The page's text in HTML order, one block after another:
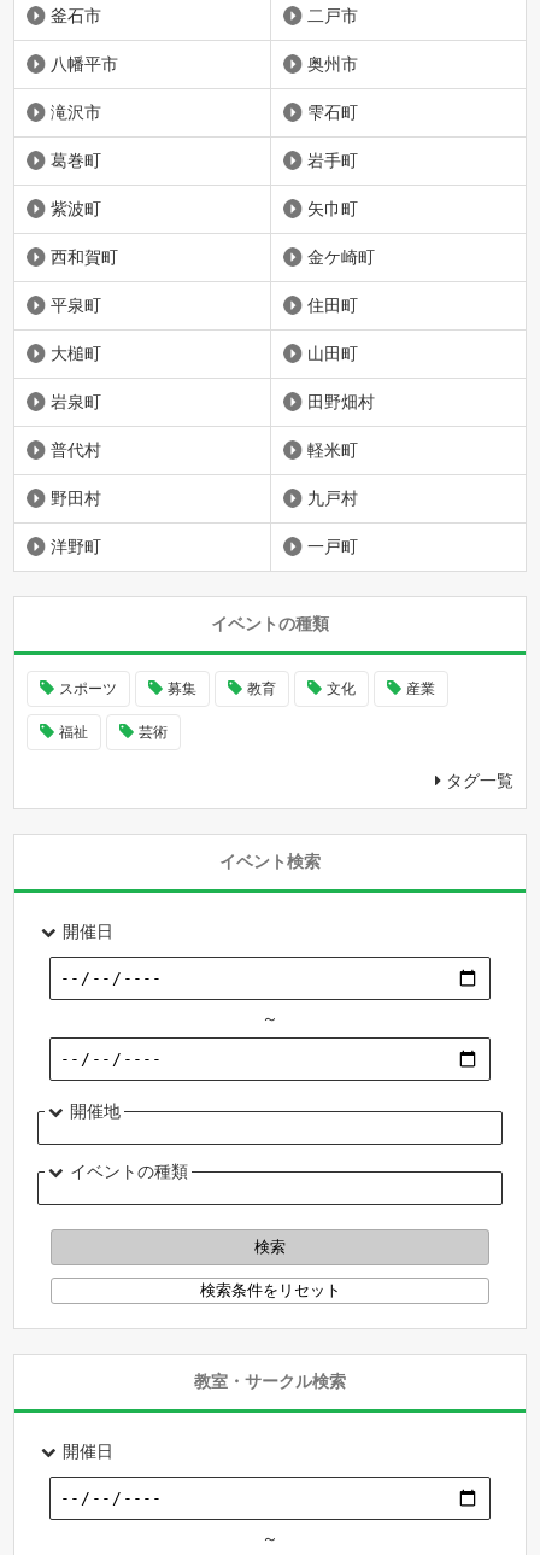
釜石市 二戸市
八幡平市 奥州市
滝沢市 雫石町
葛巻町 岩手町
紫波町 矢巾町
西和賀町 金ケ崎町
平泉町 住田町
大槌町 山田町
岩泉町 田野畑村
普代村 軽米町
野田村 九戸村
洋野町 一戸町
イベントの種類
スポーツ 募集 教育 文化 産業
福祉 芸術
タグ一覧
イベント検索
開催日
～
開催地
イベントの種類
教室・サークル検索
開催日
～